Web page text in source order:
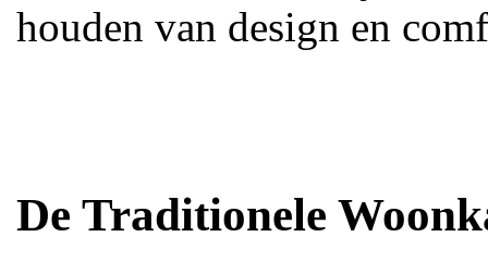
houden van design en
De Traditionele